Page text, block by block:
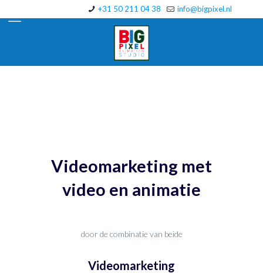
+31 50 211 04 38 info@bigpixel.nl
Videomarketing met
video en animatie
door de combinatie van beide
Videomarketing